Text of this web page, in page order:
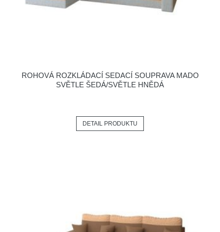
ROHOVÁ ROZKLÁDACÍ SEDACÍ SOUPRAVA MADO
SVĚTLE ŠEDÁ/SVĚTLE HNĚDÁ
DETAIL PRODUKTU